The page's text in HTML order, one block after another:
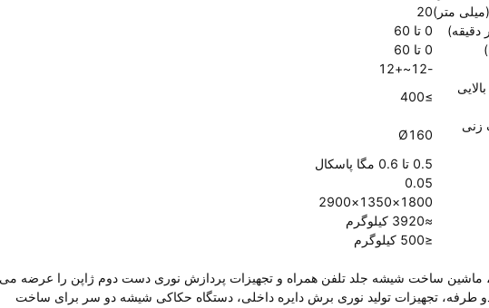
متر)20
0 تا 60
0 تا 60
-12~+12
≥400
زنی
Ø160
0.5 تا 0.6 مگا پاسکال
0.05
1800×1350×2900
≈3920 کیلوگرم
≤500 کیلوگرم
ماشین ساخت شیشه جلد تلفن همراه و تجهیزات پردازش نوری دست دوم ژاپن را عرضه می
طرفه، تجهیزات تولید نوری برش دایره داخلی، دستگاه حکاکی شیشه دو سر برای ساخت